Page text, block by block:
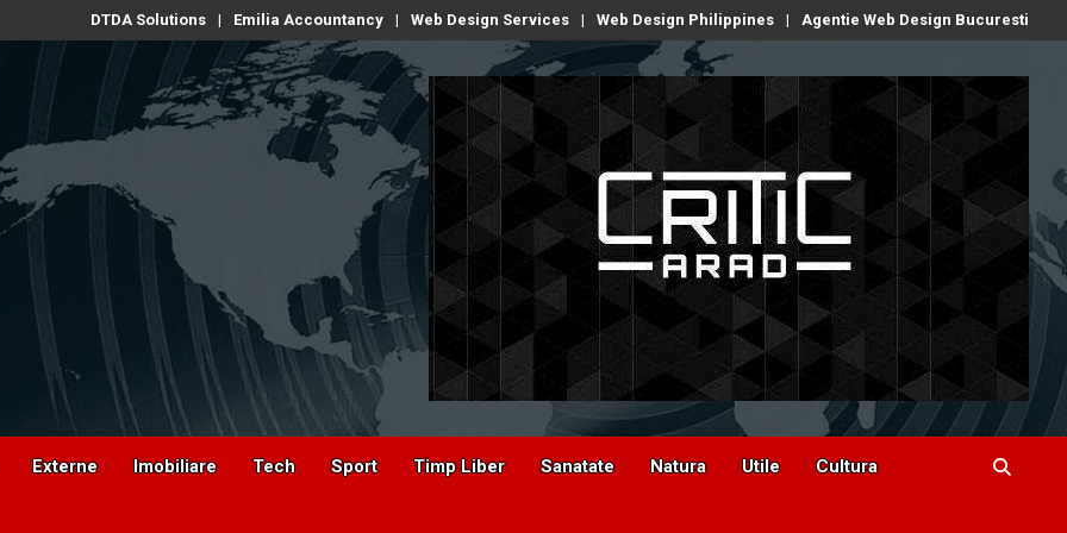
DTDA Solutions Emilia Accountancy Web Design Services Web Design Philippines Agentie Web Design Bucuresti
Externe Imobiliare Tech Sport Timp Liber Sanatate Natura Utile Cultura